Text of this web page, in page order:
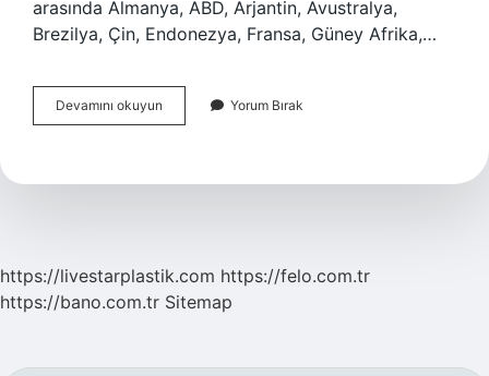
arasında Almanya, ABD, Arjantin, Avustralya,
Brezilya, Çin, Endonezya, Fransa, Güney Afrika,…
Devamını okuyun Dünyanın
Ilk
Hangi
Yorum Bırak
https://livestarplastik.com https://felo.com.tr
https://bano.com.tr Sitemap